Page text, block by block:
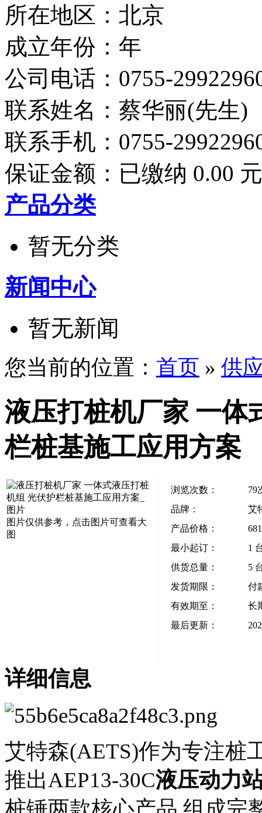
所在地区：北京
成立年份：年
公司电话： 0755-
联系姓名：蔡华丽(先生)
联系手机： 0755-
保证金额： 已缴纳 0.00 元
产品分类
暂无分类
新闻中心
暂无新闻
您当前的位置： 首页 » 供
液压打桩机厂家 一体
栏桩基施工应用方案
图片仅供参考，点击图片可查看大
图
浏览次数： 79
品牌：
艾
产品价格：
最小起订：
1
供货总量：
5
发货期限：
付
有效期至：
长
最后更新：
详细信息
艾特森(AETS)作为专注桩
推出AEP13-30C液压动力